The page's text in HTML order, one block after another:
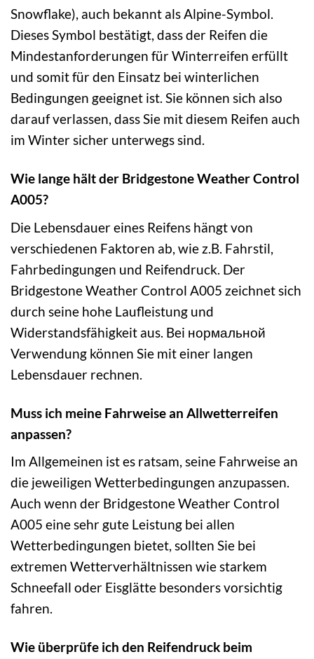
Snowflake), auch bekannt als Alpine-Symbol.
Dieses Symbol bestätigt, dass der Reifen die
Mindestanforderungen für Winterreifen erfüllt
und somit für den Einsatz bei winterlichen
Bedingungen geeignet ist. Sie können sich also
darauf verlassen, dass Sie mit diesem Reifen auch
im Winter sicher unterwegs sind.
Wie lange hält der Bridgestone Weather Control
A005?
Die Lebensdauer eines Reifens hängt von
verschiedenen Faktoren ab, wie z.B. Fahrstil,
Fahrbedingungen und Reifendruck. Der
Bridgestone Weather Control A005 zeichnet sich
durch seine hohe Laufleistung und
Widerstandsfähigkeit aus. Bei нормальной
Verwendung können Sie mit einer langen
Lebensdauer rechnen.
Muss ich meine Fahrweise an Allwetterreifen
anpassen?
Im Allgemeinen ist es ratsam, seine Fahrweise an
die jeweiligen Wetterbedingungen anzupassen.
Auch wenn der Bridgestone Weather Control
A005 eine sehr gute Leistung bei allen
Wetterbedingungen bietet, sollten Sie bei
extremen Wetterverhältnissen wie starkem
Schneefall oder Eisglätte besonders vorsichtig
fahren.
Wie überprüfe ich den Reifendruck beim